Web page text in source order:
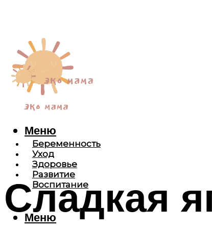
Беременность
Уход
Здоровье
Развитие
Воспитание
Меню
Меню
Сладкая